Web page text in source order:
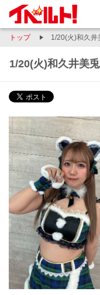
トップ 1/20(火)和久井
1/20(火)和久井美